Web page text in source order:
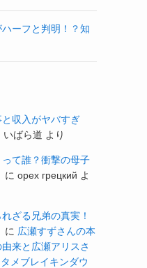
ハーフと判明！？知
収入がヤバすぎ
いばら道 より
て誰？衝撃の母子
に орех грецкий よ
ざる兄弟の真実！
に 広瀬すずさんの本
来と広瀬アリスさ
メブレイキンダウ